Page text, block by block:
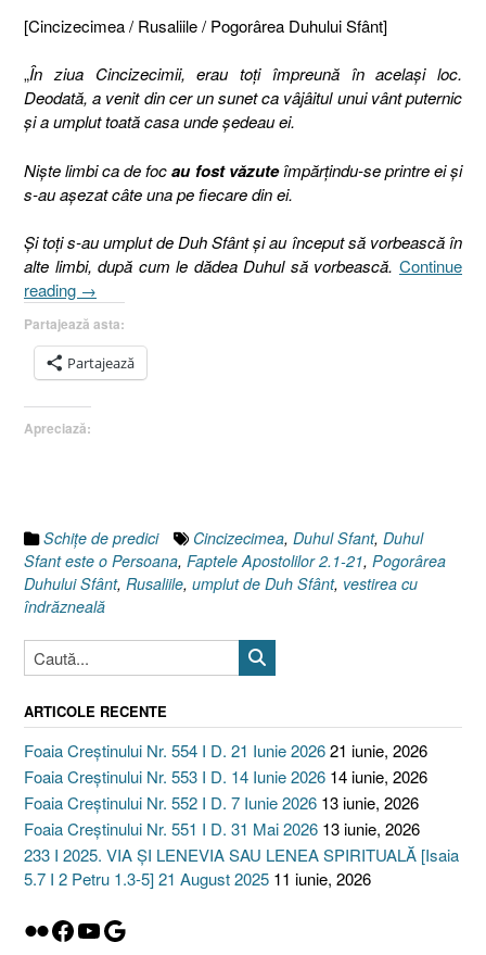
[Cincizecimea / Rusaliile / Pogorârea Duhului Sfânt]
„În ziua Cincizecimii, erau toţi împreună în acelaşi loc.
Deodată, a venit din cer un sunet ca vâjâitul unui vânt puternic
şi a umplut toată casa unde şedeau ei.
Nişte limbi ca de focau fost văzuteîmpărţindu-se printre ei şi
s-au aşezat câte una pe fiecare din ei.
Şi toţi s-au umplut de Duh Sfânt şi au început să vorbească în
alte limbi, după cum le dădea Duhul să vorbească. Continue
reading „Duhul
[Faptele
Apostolilor
2.1-
21
I
→
Partajează asta:
Partajează
Apreciază:
Schiţe de predici Cincizecimea, Duhul Sfant, Duhul
Sfant este o Persoana, Faptele Apostolilor 2.1-21, Pogorârea
Duhului Sfânt, Rusaliile, umplut de Duh Sfânt, vestirea cu
îndrăzneală
ARTICOLE RECENTE
Foaia Creștinului Nr. 554 I D. 21 Iunie 202621 iunie, 2026
Foaia Creștinului Nr. 553 I D. 14 Iunie 2026 14 iunie, 2026
Foaia Creștinului Nr. 552 I D. 7 Iunie 2026 13 iunie, 2026
Foaia Creștinului Nr. 551 I D. 31 Mai 2026 13 iunie, 2026
233 I 2025. VIA ȘI LENEVIA SAU LENEA SPIRITUALĂ [Isaia
5.7 I 2 Petru 1.3-5] 21 August 2025 11 iunie, 2026
Flickr
Facebook
YouTube
Google